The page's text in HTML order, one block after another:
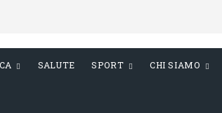
SALUTE SPORT CHI SIAMO